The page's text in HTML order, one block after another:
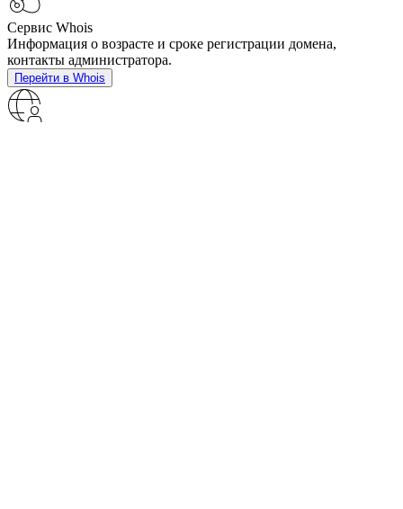
Сервис Whois
Информация о возрасте и сроке регистрации домена,
контакты администратора.
Перейти в Whois